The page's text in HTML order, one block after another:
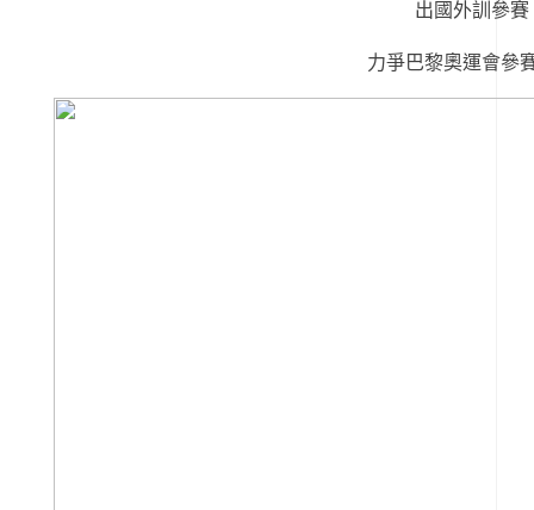
出國外訓參賽
力爭巴黎奧運會參